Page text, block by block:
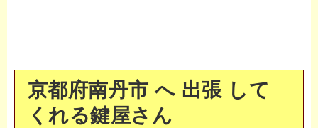
京都府南丹市 へ 出張 して
くれる鍵屋さん